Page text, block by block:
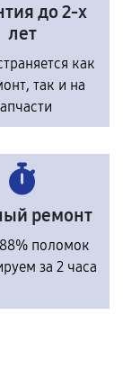
до 2-х
лет
как
так и на
ремонт
поломок
за 2 часа